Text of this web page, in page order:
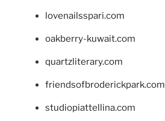
lovenailsspari.com
oakberry-kuwait.com
quartzliterary.com
friendsofbroderickpark.com
studiopiattellina.com